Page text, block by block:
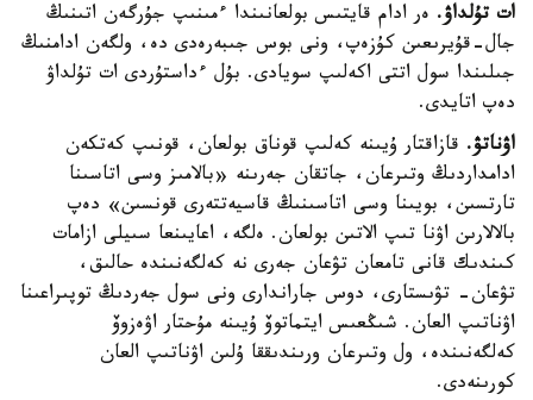
ات تۇلداۋ. ەر ادام قايتىس بولعانىندا ءمىنىپ جۇرگەن اتىنىڭ
جال-قۇيرىعىن كۇزەپ، ونى بوس جىبەرەدى دە، ولگەن ادامنىڭ
جىلىندا سول اتتى اكەلىپ سويادى. بۇل ءداستۇردى ات تۇلداۋ
دەپ اتايدى.
اۋناتۋ. قازاقتار ۇيىنە كەلىپ قوناق بولعان، قونىپ كەتكەن
ادامداردىڭ وتىرعان، جاتقان جەرىنە «بالامىز وسى اتاسىنا
تارتسىن، بويىنا وسى اتاسىنىڭ قاسيەتتەرى قونسىن» دەپ
بالالارىن اۋنا تىپ الاتىن بولعان. ەلگە، اعايىنعا سىيلى ازامات
كىندىك قانى تامعان تۋعان جەرى نە كەلگەنىندە حالىق،
تۋعان- تۋىستارى، دوس جاراندارى ونى سول جەردىڭ توپىراعىنا
اۋناتىپ العان. شىڭعىس ايتماتوۆ ۇيىنە مۇحتار اۋەزوۆ
كەلگەنىندە، ول وتىرعان ورىندىققا ۇلىن اۋناتىپ العان
كورىنەدى.